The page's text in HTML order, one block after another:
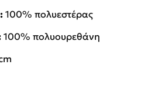
100% πολυεστέρας
100% πολυουρεθάνη